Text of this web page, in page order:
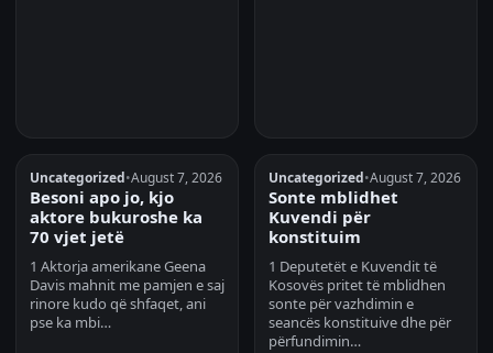
Uncategorized•August 7, 2026
Besoni apo jo, kjo
aktore bukuroshe ka
70 vjet jetë
1 Aktorja amerikane Geena
Davis mahnit me pamjen e saj
rinore kudo që shfaqet, ani
pse ka mbi…
Uncategorized•August 7, 2026
Sonte mblidhet
Kuvendi për
konstituim
1 Deputetët e Kuvendit të
Kosovës pritet të mblidhen
sonte për vazhdimin e
seancës konstituive dhe për
përfundimin…